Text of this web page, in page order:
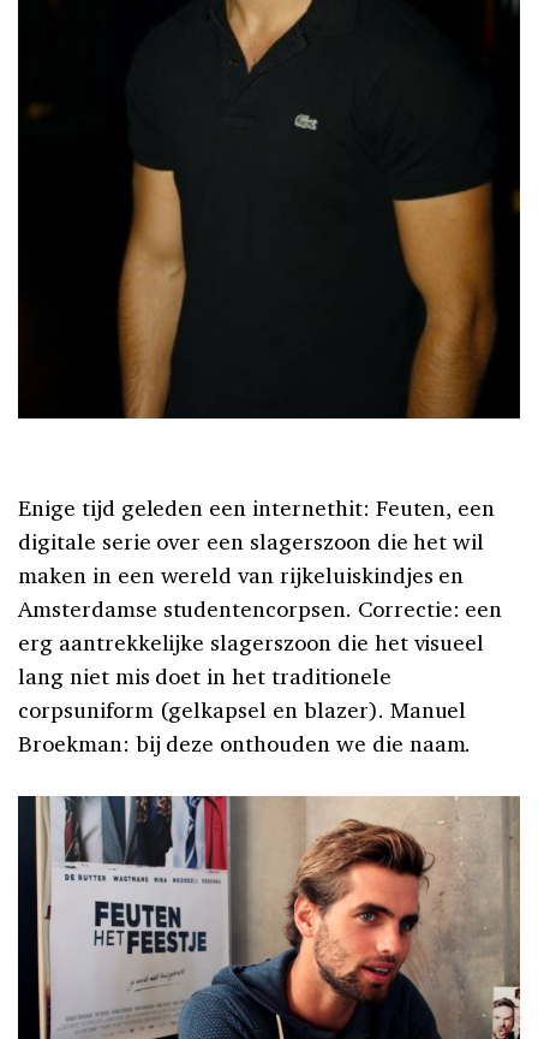
Enige tijd geleden een internethit: Feuten, een
digitale serie over een slagerszoon die het wil
maken in een wereld van rijkeluiskindjes en
Amsterdamse studentencorpsen. Correctie: een
erg aantrekkelijke slagerszoon die het visueel
lang niet mis doet in het traditionele
corpsuniform (gelkapsel en blazer). Manuel
Broekman: bij deze onthouden we die naam.